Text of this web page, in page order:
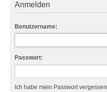
Anmelden
Benutzername:
Passwort:
Ich habe mein Passwort vergessen